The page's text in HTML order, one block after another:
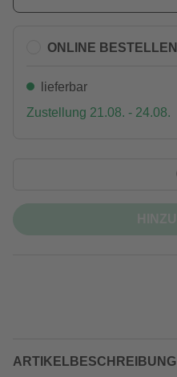
ONLINE BESTELLEN
lieferbar
Zustellung 21.08. - 24.08.
ARTIKELBESCHREIBUNG